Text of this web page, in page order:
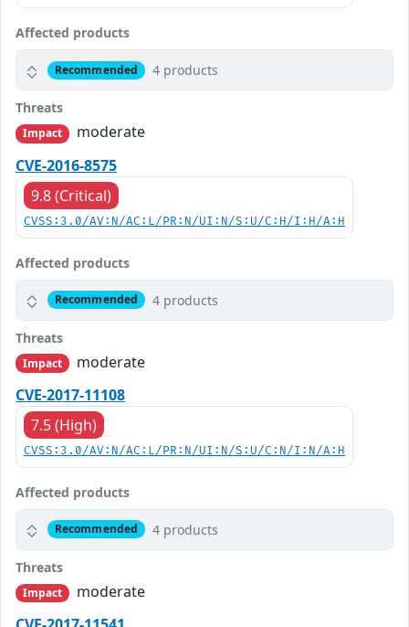
Affected products
Recommended 4 products
Threats
Impact
moderate
CVE-2016-8575
9.8 (Critical)
CVSS:3.0/AV:N/AC:L/PR:N/UI:N/S:U/C:H/I:H/A:H
Affected products
Recommended 4 products
Threats
Impact
moderate
CVE-2017-11108
7.5 (High)
CVSS:3.0/AV:N/AC:L/PR:N/UI:N/S:U/C:N/I:N/A:H
Affected products
Recommended 4 products
Threats
Impact
moderate